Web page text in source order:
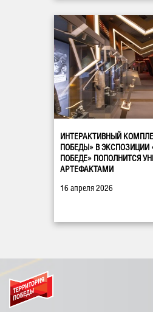
ИНТЕРАКТИВНЫЙ
ПОБЕДЫ» В ЭКСПОЗИЦИИ
ПОБЕДЕ» ПОПОЛНИТСЯ
АРТЕФАКТАМИ
16 апреля 2026